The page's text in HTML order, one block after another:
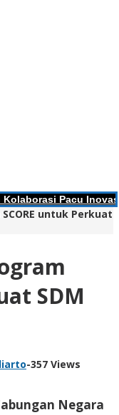
Kolaborasi Pacu
untuk Perkuat
SDM
-357 Views
Negara